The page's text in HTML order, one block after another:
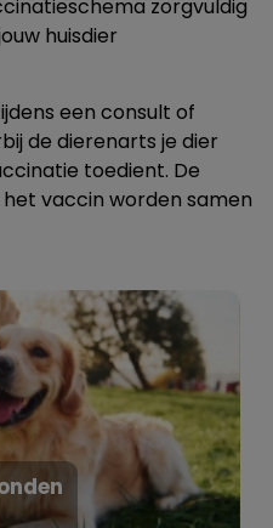
zorgvuldig
huisdier
een consult of
de dierenarts je dier
toedient. De
vaccin worden samen